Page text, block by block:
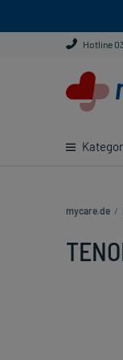
Hotline
mycare.de /